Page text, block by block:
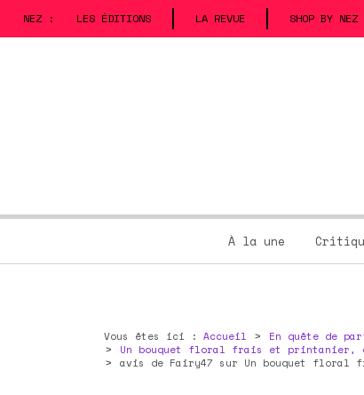
NEZ : LES ÉDITIONS LA REVUE SHOP BY NEZ
À la une
Vous êtes ici : Accueil
En quête de
Un bouquet floral frais et printanier,
avis de Fairy47 sur Un bouquet